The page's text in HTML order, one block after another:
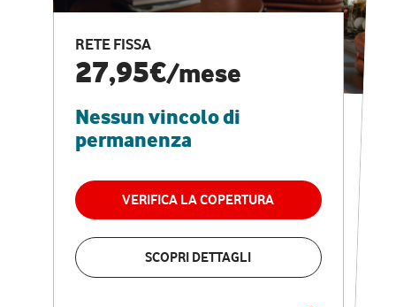
RETE FISSA
27,95€/mese
Nessun vincolo di
permanenza
VERIFICA LA COPERTURA
SCOPRI DETTAGLI
CASA PRO
Internet veloce e
vantaggi speciali
RETE FISSA + VODAFONE CLUB
29,95€
permanenza
VERIFICA LA COPERTURA